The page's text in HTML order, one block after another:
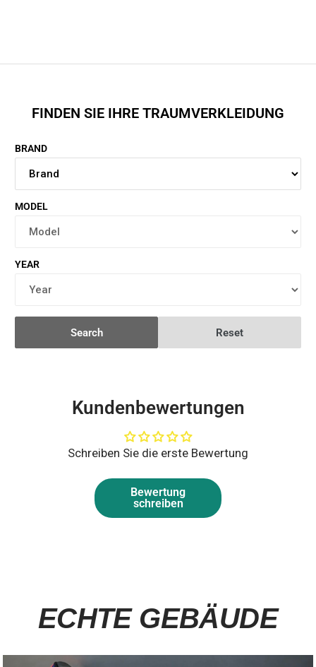
FINDEN SIE IHRE TRAUMVERKLEIDUNG
BRAND
MODEL
YEAR
Search Reset
Kundenbewertungen
Schreiben Sie die erste Bewertung
Bewertung
schreiben
ECHTE GEBÄUDE